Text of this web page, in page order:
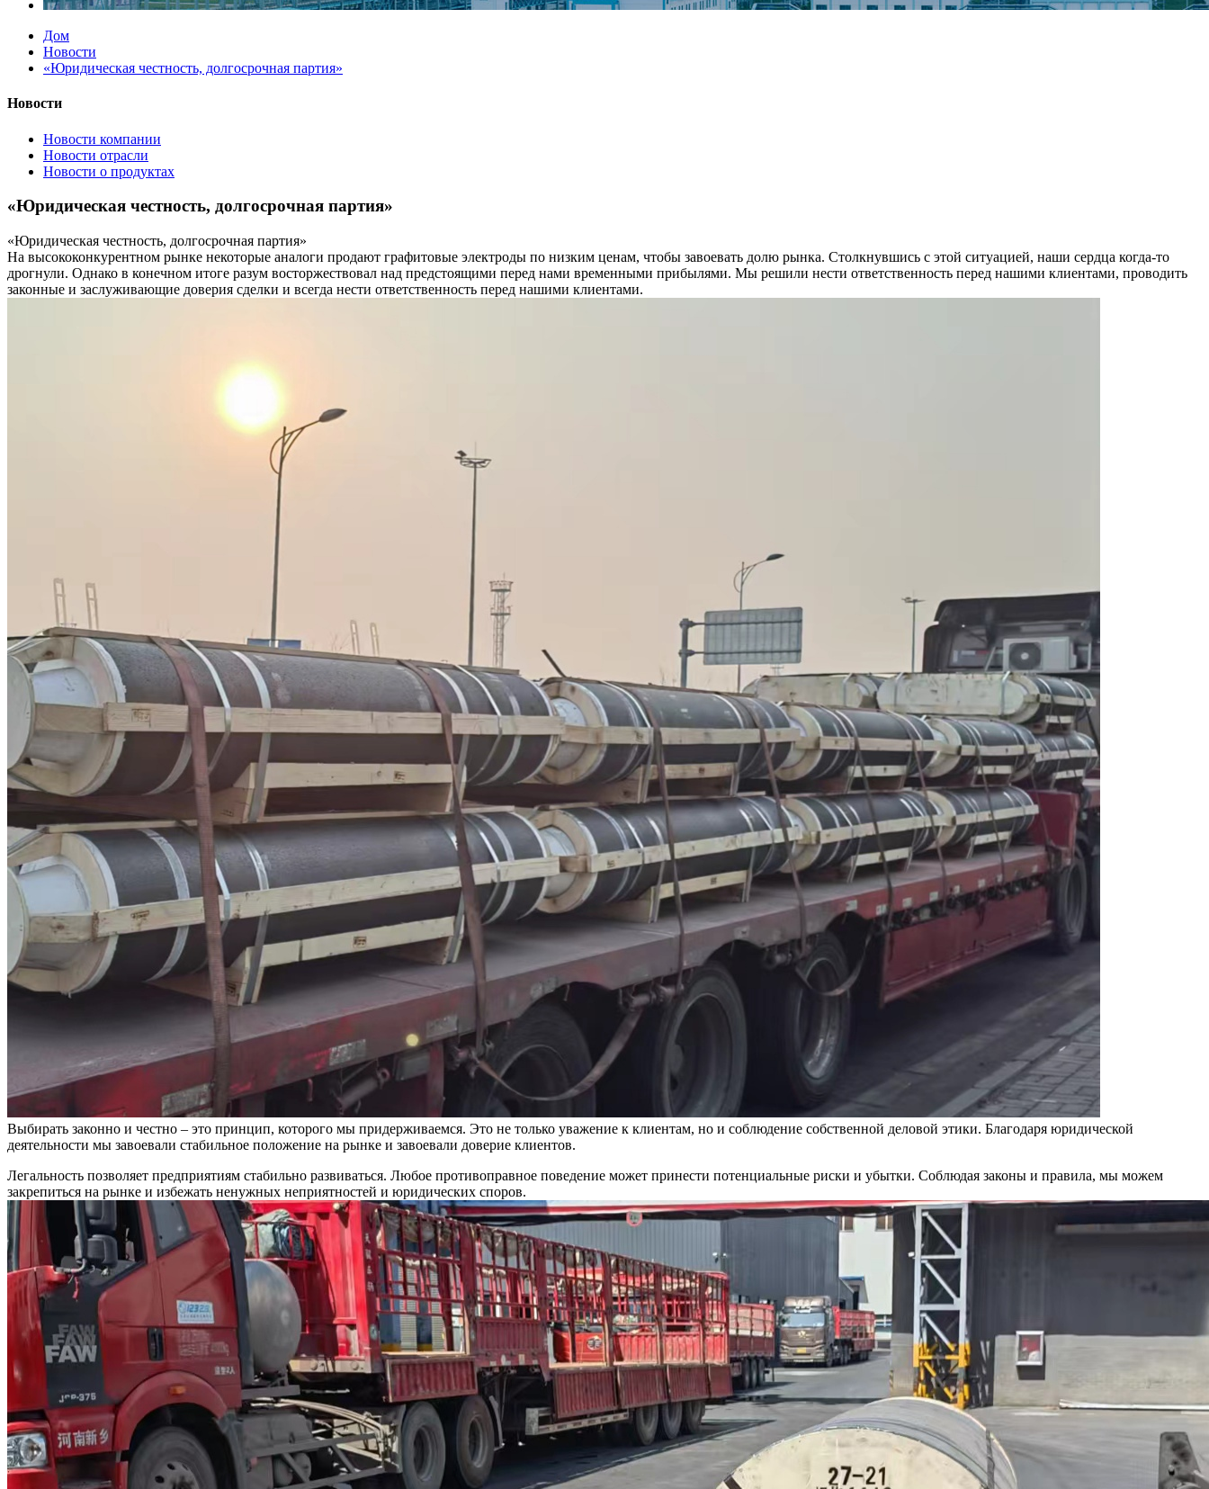
Дом
Новости
«Юридическая честность, долгосрочная партия»
Новости
Новости компании
Новости отрасли
Новости о продуктах
«Юридическая честность, долгосрочная партия»
«Юридическая честность, долгосрочная партия»
На высококонкурентном рынке некоторые аналоги продают графитовые электроды по низким ценам, чтобы завоевать долю рынка. Столкнувшись с этой ситуацией, наши сердца когда-то
дрогнули. Однако в конечном итоге разум восторжествовал над предстоящими перед нами временными прибылями. Мы решили нести ответственность перед нашими клиентами, проводить
законные и заслуживающие доверия сделки и всегда нести ответственность перед нашими клиентами.
Выбирать законно и честно – это принцип, которого мы придерживаемся. Это не только уважение к клиентам, но и соблюдение собственной деловой этики. Благодаря юридической
деятельности мы завоевали стабильное положение на рынке и завоевали доверие клиентов.
Легальность позволяет предприятиям стабильно развиваться. Любое противоправное поведение может принести потенциальные риски и убытки. Соблюдая законы и правила, мы можем
закрепиться на рынке и избежать ненужных неприятностей и юридических споров.